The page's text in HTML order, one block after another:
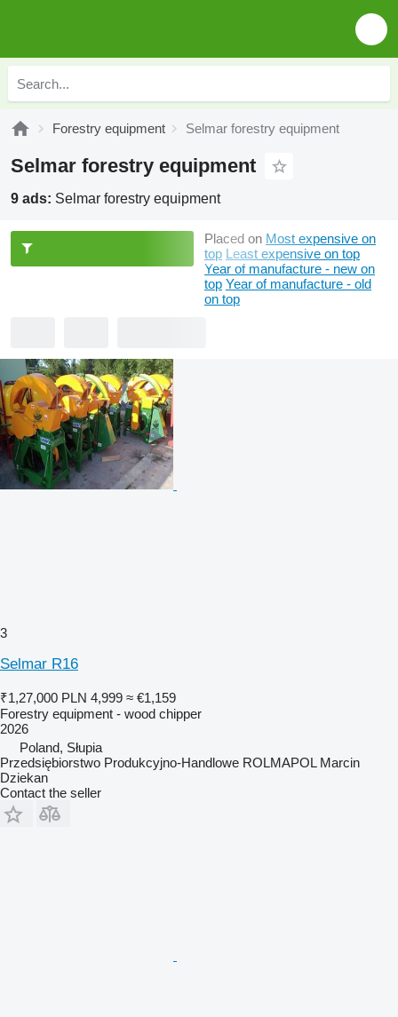
Forestry equipment Selmar forestry equipment
Selmar forestry equipment
9 ads: Selmar forestry equipment
Placed on Most expensive on
top Least expensive on top
Year of manufacture - new on
top Year of manufacture - old
on top
3
Selmar R16
₹1,27,000 PLN 4,999 ≈ €1,159
Forestry equipment - wood chipper
2026
Poland, Słupia
Przedsiębiorstwo Produkcyjno-Handlowe ROLMAPOL Marcin
Dziekan
Contact the seller